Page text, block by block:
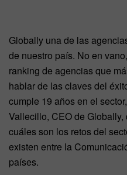
Globally una de las
de nuestro país. No en
ranking de agencias que
hablar de las claves del
cumple 19 años en el
Vallecillo, CEO de
cuáles son los retos del
existen entre la
países.